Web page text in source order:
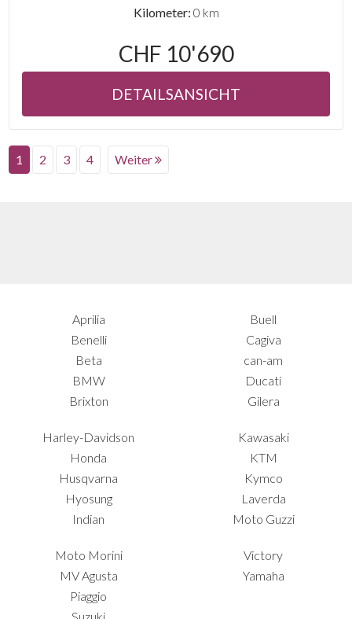
Kilometer: 0 km
CHF 10'690
DETAILSANSICHT
1 2 3 4 Weiter
Aprilia
Benelli
Beta
BMW
Brixton
Buell
Cagiva
can-am
Ducati
Gilera
Harley-Davidson
Honda
Husqvarna
Hyosung
Indian
Kawasaki
KTM
Kymco
Laverda
Moto Guzzi
Moto Morini
MV Agusta
Piaggio
Victory
Yamaha